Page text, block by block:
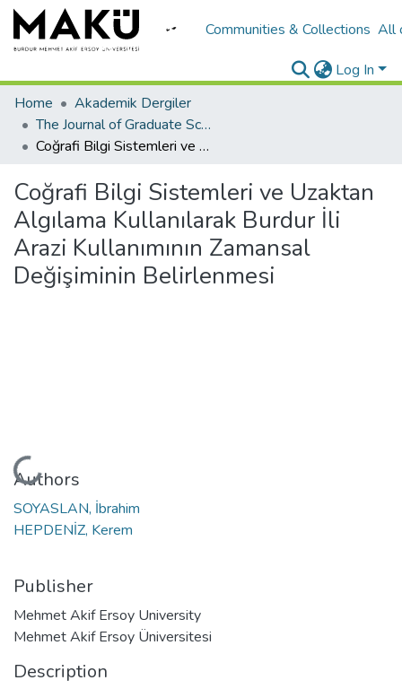
Communities & Collections All
Log In
Home
Akademik Dergiler
The Journal of Graduate School of Natural and Applied Sciences of Mehmet Akif Ersoy University
Coğrafi Bilgi Sistemleri ve Uzaktan Algılama Kullanılarak Burdur İli Arazi Kullanımının Zamansal Değişiminin Belirlenmesi
Coğrafi Bilgi Sistemleri ve Uzaktan
Algılama Kullanılarak Burdur İli
Arazi Kullanımının Zamansal
Değişiminin Belirlenmesi
Loading...
Authors
SOYASLAN, İbrahim
HEPDENİZ, Kerem
Publisher
Mehmet Akif Ersoy University
Mehmet Akif Ersoy Üniversitesi
Description